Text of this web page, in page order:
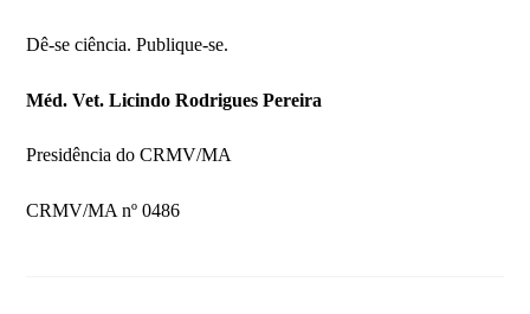
Dê-se ciência. Publique-se.
Méd. Vet. Licindo Rodrigues Pereira
Presidência do CRMV/MA
CRMV/MA nº 0486